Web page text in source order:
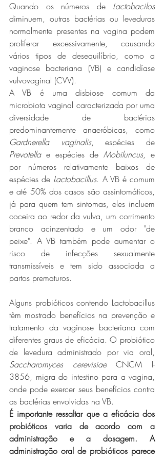
Quando os números de Lactobacilos
diminuem, outras bactérias ou leveduras
normalmente presentes na vagina podem
proliferar excessivamente, causando
vários tipos de desequilíbrio, como a
vaginose bacteriana (VB) e candidíase
vulvovaginal (CVV).
A VB é uma disbiose comum da
microbiota vaginal caracterizada por uma
diversidade de bactérias
Gardnerella vaginalis
Prevotella e espécies de Mobiluncus, e
por números relativamente baixos de
espécies de Lactobacillus. A VB é comum
e até 50% dos casos são assintomáticos,
já para quem tem sintomas, eles incluem
coceira ao redor da vulva, um corrimento
branco acinzentado e um odor "de
peixe". A VB também pode aumentar o
risco de infecções sexualmente
transmissíveis e tem sido associada a
partos prematuros.
Alguns probióticos contendo Lactobacillus
têm mostrado benefícios na prevenção e
tratamento da vaginose bacteriana com
diferentes graus de eficácia. O probiótico
Saccharomyces cerevisiae CNCM I-
3856, migra do intestino para a vagina,
onde pode exercer seus benefícios contra
as bactérias envolvidas na VB.
É importante ressaltar que a eficácia dos
probióticos varia de acordo com a
administração e a dosagem. A
administração oral de probióticos parece